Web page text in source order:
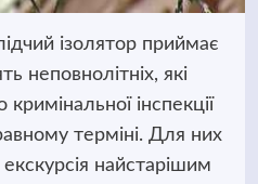
ізолятор приймає
неповнолітніх, які
інспекції
терміні. Для них
найстарішим